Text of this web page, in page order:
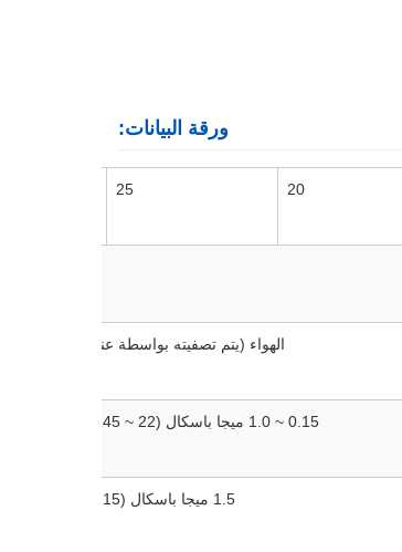
ورقة البيانات:
20
25
الهواء (يتم تصفيته بواسطة عنصر مرشح 40 ميكرومتر)
0.15 ~ 1.0 ميجا باسكال (22 ~ 145 رطل لكل بوصة مربعة)
1.5 ميجا باسكال (215 رطل لكل بوصة مربعة)